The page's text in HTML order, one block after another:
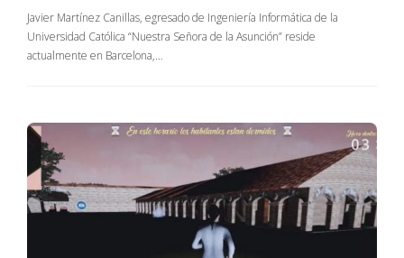
Javier Martínez Canillas, egresado de Ingeniería Informática de la
Universidad Católica “Nuestra Señora de la Asunción” reside
actualmente en Barcelona,…